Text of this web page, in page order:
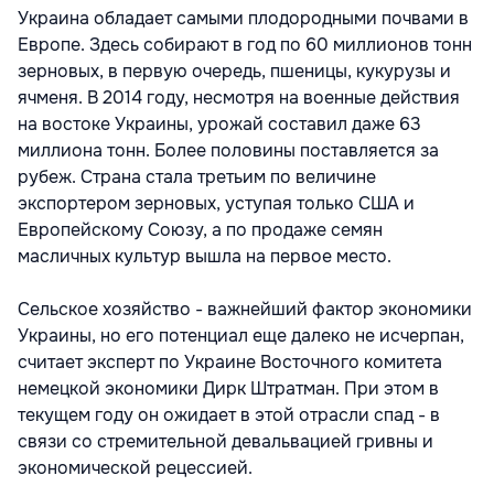
Украина обладает самыми плодородными почвами в
Европе. Здесь собирают в год по 60 миллионов тонн
зерновых, в первую очередь, пшеницы, кукурузы и
ячменя. В 2014 году, несмотря на военные действия
на востоке Украины, урожай составил даже 63
миллиона тонн. Более половины поставляется за
рубеж. Страна стала третьим по величине
экспортером зерновых, уступая только США и
Европейскому Союзу, а по продаже семян
масличных культур вышла на первое место.
Сельское хозяйство - важнейший фактор экономики
Украины, но его потенциал еще далеко не исчерпан,
считает эксперт по Украине Восточного комитета
немецкой экономики Дирк Штратман. При этом в
текущем году он ожидает в этой отрасли спад - в
связи со стремительной девальвацией гривны и
экономической рецессией.